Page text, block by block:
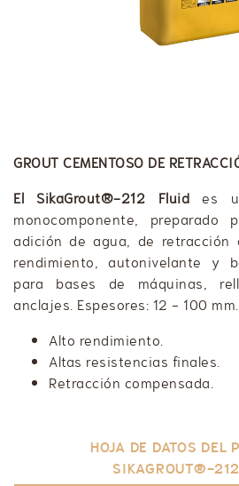
GROUT CEMENTOSO DE
El SikaGrout®-212 Fluid es
monocomponente,
adición de agua, de retracción
rendimiento, autonivelante y
para bases de máquinas,
anclajes. Espesores: 12 - 100 mm.
Alto rendimiento.
Altas resistencias finales.
Retracción compensada.
HOJA DE DATOS DEL
SIKAGROUT®-